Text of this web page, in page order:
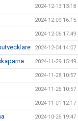
2024-12-13 13:18
2024-12-09 16:15
2024-12-06 17:49
2024-12-04 14:07
2024-11-29 15:49
2024-11-28 10:57
2024-11-26 10:57
2024-11-01 12:17
2024-10-26 19:47